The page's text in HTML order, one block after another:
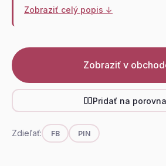
Zobraziť celý popis ↓
Zobraziť v
Pridať na
Zdieľať: FB PIN